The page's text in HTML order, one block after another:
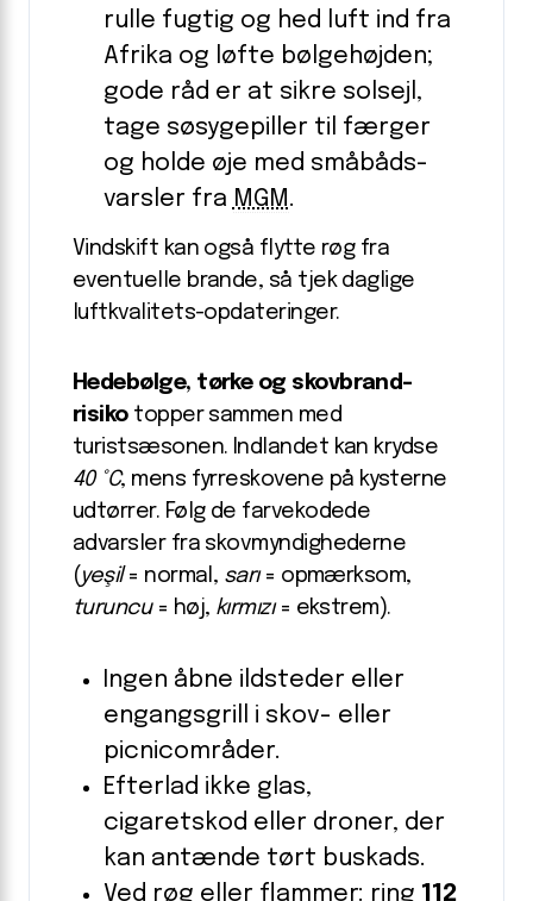
rulle fugtig og hed luft ind fra
Afrika og løfte bølgehøjden;
gode råd er at sikre solsejl,
tage søsygepiller til færger
og holde øje med småbåds-
varsler fra MGM .
Vindskift kan også flytte røg fra
eventuelle brande, så tjek daglige
luftkvalitets-opdateringer.
Hedebølge, tørke og skovbrand-
risikotopper sammen med
turistsæsonen. Indlandet kan krydse
40 °C, mens fyrreskovene på kysterne
udtørrer. Følg de farvekodede
advarsler fra skovmyndighederne
( yeşil= normal, sarı= opmærksom,
turuncu= høj, kırmızı= ekstrem).
Ingen åbne ildsteder eller
engangsgrill i skov- eller
picnicområder.
Efterlad ikke glas,
cigaretskod eller droner, der
kan antænde tørt buskads.
Ved røg eller flammer: ring 112